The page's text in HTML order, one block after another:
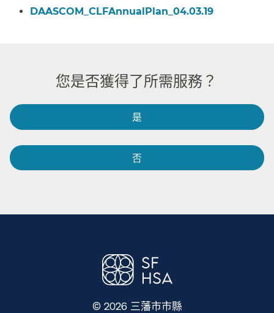
DAASCOM_CLFAnnualPlan_04.03.19​​
您是否獲得了所需服務？​​
是​​
否​​
© 2026 三藩市市縣